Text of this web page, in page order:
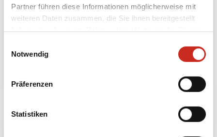
Partner führen diese Informationen möglicherweise mit
weiteren Daten zusammen, die Sie ihnen bereitgestellt
haben oder die sie im Rahmen Ihrer Nutzung der Dienste
Notwendig
Präferenzen
Statistiken
Ferganatal
3 Tage